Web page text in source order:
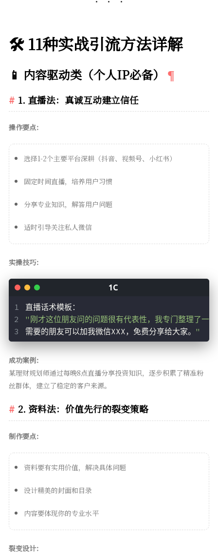
🛠️ 11种实战引流方法详解
📱 内容驱动类（个人IP必备）
1. 直播法：真诚互动建立信任
操作要点：
选择1-2个主要平台深耕（抖音、视频号、小红书）
固定时间直播，培养用户习惯
分享专业知识，解答用户问题
适时引导关注私人微信
实操技巧：
直播话术模板：
"刚才这位朋友问的问题很有代表性，我专门整理了一
需要的朋友可以加我微信XXX，免费分享给大家。 "
成功案例：
某理财规划师通过每晚8点直播分享投资知识，逐步积累了精准粉
丝群体，建立了稳定的客户来源。
2. 资料法：价值先行的裂变策略
制作要点：
资料要有实用价值，解决具体问题
设计精美的封面和目录
内容要体现你的专业水平
裂变设计：